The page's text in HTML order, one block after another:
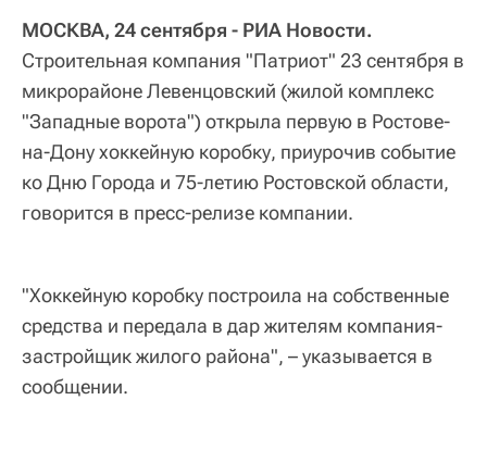
МОСКВА, 24 сентября - РИА Новости.
Строительная компания "Патриот" 23 сентября в
микрорайоне Левенцовский (жилой комплекс
"Западные ворота") открыла первую в Ростове-
на-Дону хоккейную коробку, приурочив событие
ко Дню Города и 75-летию Ростовской области,
говорится в пресс-релизе компании.
"Хоккейную коробку построила на собственные
средства и передала в дар жителям компания-
застройщик жилого района", – указывается в
сообщении.